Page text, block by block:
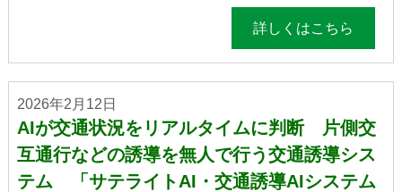
詳しくはこちら
2026年2月12日
AIが交通状況をリアルタイムに判断 片側交
互通行などの誘導を無人で行う交通誘導シス
テム 「サテライトAI・交通誘導AIシステム